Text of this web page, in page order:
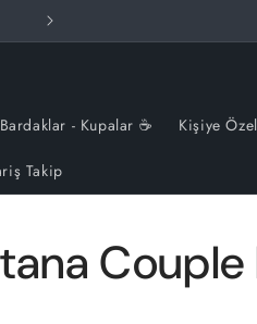
Bardaklar - Kupalar ☕️ Kişiye
Takip